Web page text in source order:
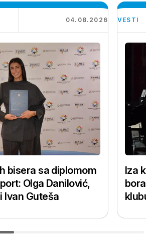
04.08.2026
bisera sa diplomom
Olga Danilović,
Ivan Guteša
VESTI
Iza